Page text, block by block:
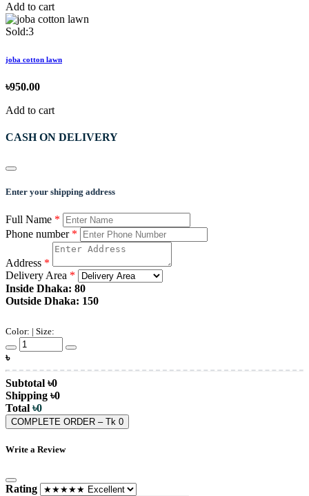
Add to cart
Sold:3
joba cotton lawn
৳950.00
Add to cart
CASH ON DELIVERY
Enter your shipping address
Full Name *
Phone number *
Address *
Delivery Area *
Inside Dhaka: 80
Outside Dhaka: 150
Color: | Size:
৳
Subtotal ৳0
Shipping ৳0
Total ৳0
COMPLETE ORDER – Tk 0
Write a Review
Rating